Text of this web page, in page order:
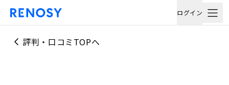
ログイン
評判・口コミTOPへ